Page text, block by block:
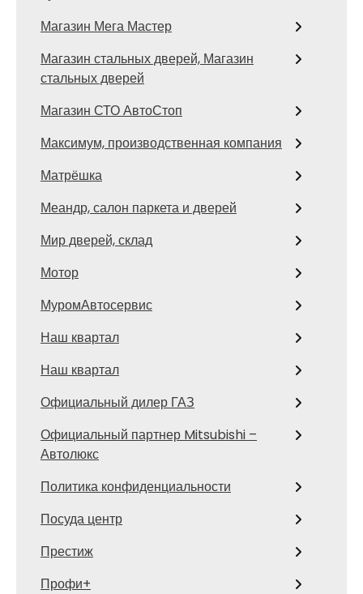
Магазин Мега Мастер
Магазин стальных дверей, Магазин
стальных дверей
Магазин СТО АвтоСтоп
Максимум, производственная компания
Матрёшка
Меандр, салон паркета и дверей
Мир дверей, склад
Мотор
МуромАвтосервис
Наш квартал
Наш квартал
Официальный дилер ГАЗ
Официальный партнер Mitsubishi –
Автолюкс
Политика конфиденциальности
Посуда центр
Престиж
Профи+